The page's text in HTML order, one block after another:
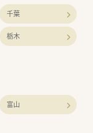
千葉
栃木
富山